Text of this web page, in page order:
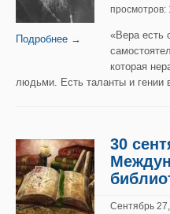
Подробнее →
просмотров:
«Вера есть
которая
людьми. Есть таланты и
30
Сентябрь